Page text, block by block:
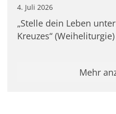
4. Juli 2026
„Stelle dein Leben
Kreuzes“ (Weiheliturgie)
Mehr